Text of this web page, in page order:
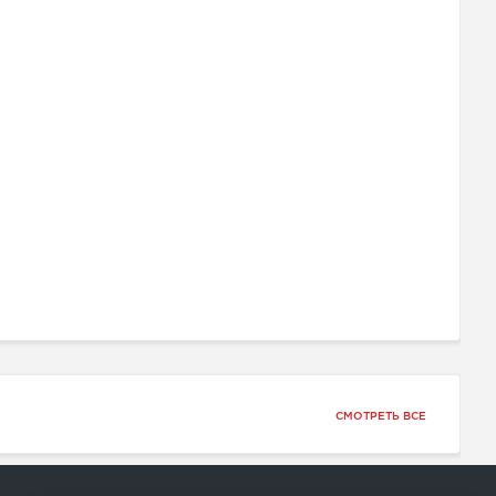
СМОТРЕТЬ ВСЕ